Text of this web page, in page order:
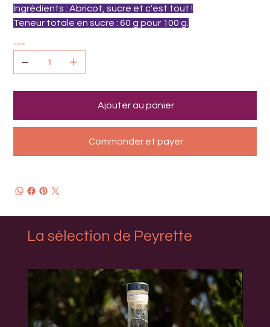
Ingrédients : Abricot, sucre et c'est tout !
Teneur totale en sucre : 60 g pour 100 g.
Quantité
Ajouter au panier
Commander et payer
La sélection de Peyrette